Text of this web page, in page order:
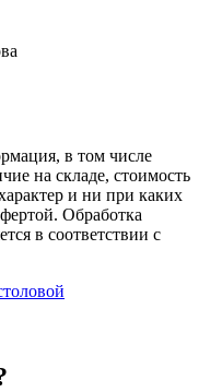
в том числе
на складе, стоимость
и ни при каких
Обработка
в соответствии с